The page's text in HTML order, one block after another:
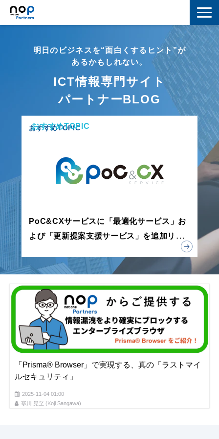
マーケティング
セキュリティ
コラボレーション
IT用語解説
明日のビジネスを“面白くするヒント”が
あるかもしれない。
ICT情報専門サイト
パートナーBLOG
おすすめTOPIC
PoC&CXサービスに「最適化サービス」お
よび「更新提案支援サービス」を追加リリ
おすすめTOPIC
「Prisma® Browser」で実現する、真の「ラストマイ
ルセキュリティ」
2025-11-04 01:00
寒川 晃至 (Koji Sangawa)